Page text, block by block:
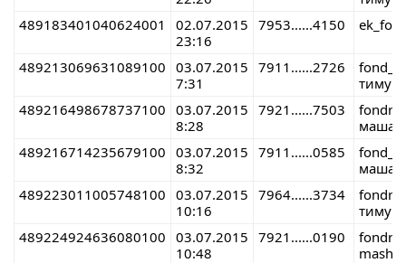
489183401040624001
02.07.2015
23:16
7953......4150
489213069631089100 03.07.2015
7:31
7911......2726
тимур
489216498678737100 03.07.2015
8:28
7921......7503
маша
489216714235679100 03.07.2015
8:32
7911......0585
маша
489223011005748100 03.07.2015
10:16
7964......3734
тимур
489224924636080100 03.07.2015
10:48
7921......0190
masha